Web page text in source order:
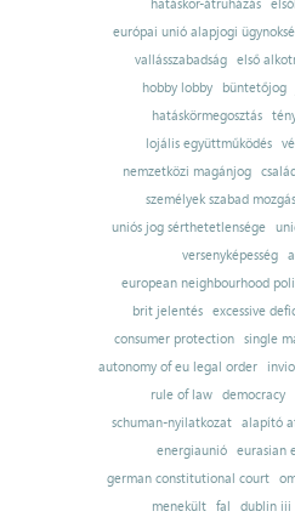
hatáskör-átruházás
európai unió alapjogi
vallásszabadság
első
hobby lobby
büntetőjog
hatáskörmegosztás
lojális együttműködés
nemzetközi magánjog
személyek szabad
uniós jog sérthetetlensége
versenyképesség
european neighbourhood
brit jelentés excessive
consumer protection
single
autonomy of eu legal order
rule of law
democracy
schuman-nyilatkozat alapító
energiaunió eurasian
german constitutional court
menekült
fal dublin iii